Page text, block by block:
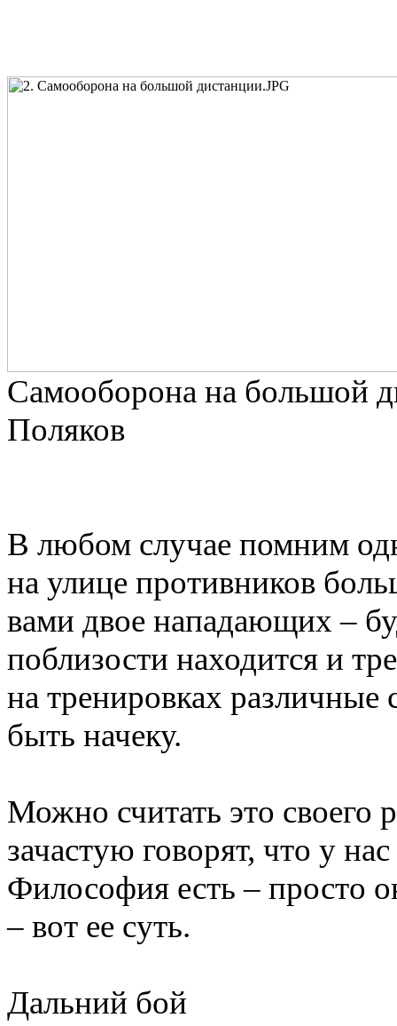
Самооборона на большой
Поляков
В любом случае помним
на улице противников
вами двое нападающих –
поблизости находится и
на тренировках
быть начеку.
Можно считать это своего
зачастую говорят, что у
Философия есть – просто
– вот ее суть.
Дальний бой